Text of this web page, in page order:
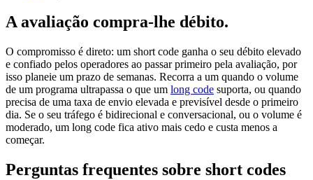
A avaliação compra-lhe débito.
O compromisso é direto: um short code ganha o seu débito elevado
e confiado pelos operadores ao passar primeiro pela avaliação, por
isso planeie um prazo de semanas. Recorra a um quando o volume
de um programa ultrapassa o que um long code suporta, ou quando
precisa de uma taxa de envio elevada e previsível desde o primeiro
dia. Se o seu tráfego é bidirecional e conversacional, ou o volume é
moderado, um long code fica ativo mais cedo e custa menos a
começar.
Perguntas frequentes sobre short codes